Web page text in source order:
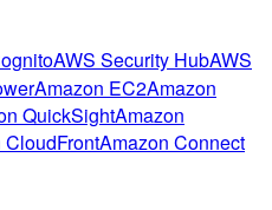
AWS Security HubAWS
Amazon EC2Amazon
QuickSightAmazon
Amazon Connect